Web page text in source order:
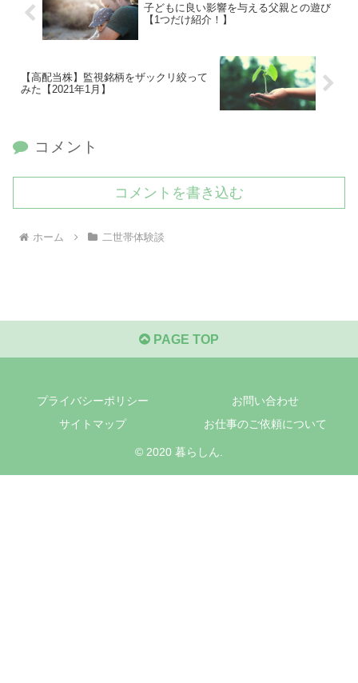
子どもに良い影響を与える父親との遊び
【1つだけ紹介！】
【高配当株】監視銘柄をザックリ絞って
みた【2021年1月】
コメント
コメントを書き込む
ホーム 二世帯体験談
PAGE TOP
プライバシーポリシー
お問い合わせ
サイトマップ
お仕事のご依頼について
© 2020 暮らしん.